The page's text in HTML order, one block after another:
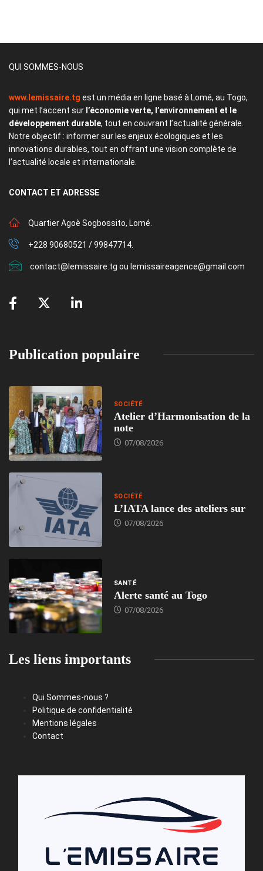
QUI SOMMES-NOUS
www.lemissaire.tg est un média en ligne basé à Lomé, au Togo,
qui met l’accent sur l’économie verte, l’environnement et le
développement durable, tout en couvrant l’actualité générale.
Notre objectif : informer sur les enjeux écologiques et les
innovations durables, tout en offrant une vision complète de
l’actualité locale et internationale.
CONTACT ET ADRESSE
Quartier Agoè Sogbossito, Lomé.
+228 90680521 / 99847714.
contact@lemissaire.tg ou lemissaireagence@gmail.com
Publication populaire
SOCIÉTÉ
Atelier d’Harmonisation de la
note
07/08/2026
SOCIÉTÉ
L’IATA lance des ateliers sur
07/08/2026
SANTÉ
Alerte santé au Togo
07/08/2026
Les liens importants
Qui Sommes-nous ?
Politique de confidentialité
Mentions légales
Contact